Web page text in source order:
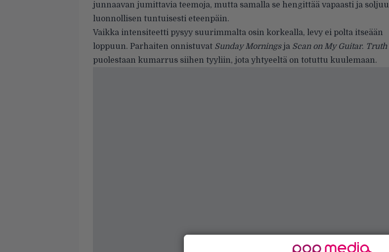
junnaavan jumit­tavia teemoja, mutta samalla se hengittää vapaasti ja soljuu
luon­nollisen tuntuisesti eteenpäin.
Vaikka intensiteetti pysyy suu­rimmalta osin korkealla, levy ei polta itseään
loppuun. Parhaiten onnistuvat Sunday Mornings ja Scan on My Guitar. Truth
puo­lestaan kumarrus siihen tyyliin, jota yhtyeeltä on totuttu kuulemaan.